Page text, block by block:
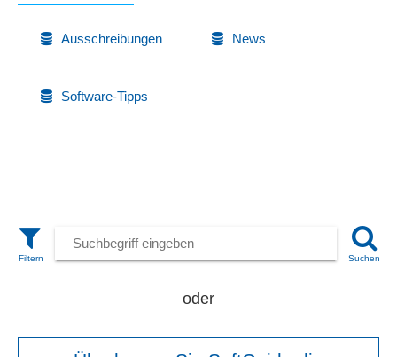
Ausschreibungen News
Software-Tipps
oder